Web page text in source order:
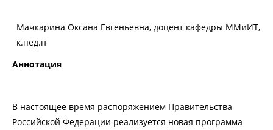
Мачкарина Оксана Евгеньевна, доцент кафедры ММиИТ,
к.пед.н
Аннотация
В настоящее время распоряжением Правительства
Российской Федерации реализуется новая программа